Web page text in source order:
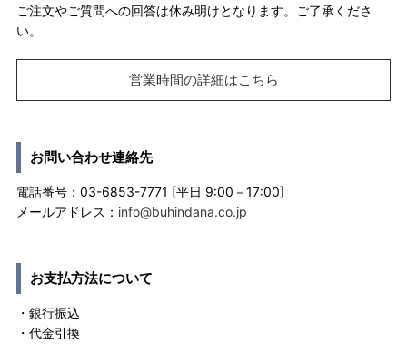
ご注文やご質問への回答は休み明けとなります。ご了承くださ
い。
営業時間の詳細はこちら
お問い合わせ連絡先
電話番号：03-6853-7771 [平日 9:00－17:00]
メールアドレス： info@buhindana.co.jp
お支払方法について
・銀行振込
・代金引換